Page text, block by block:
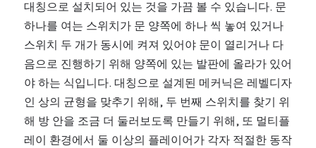
대칭으로 설치되어 있는 것을 가끔 볼 수 있습니다. 문
하나를 여는 스위치가 문 양쪽에 하나 씩 놓여 있거나
스위치 두 개가 동시에 켜져 있어야 문이 열리거나 다
음으로 진행하기 위해 양쪽에 있는 발판에 올라가 있어
야 하는 식입니다. 대칭으로 설계된 메커닉은 레벨디자
인 상의 균형을 맞추기 위해, 두 번째 스위치를 찾기 위
해 방 안을 조금 더 둘러보도록 만들기 위해, 또 멀티플
레이 환경에서 둘 이상의 플레이어가 각자 적절한 동작